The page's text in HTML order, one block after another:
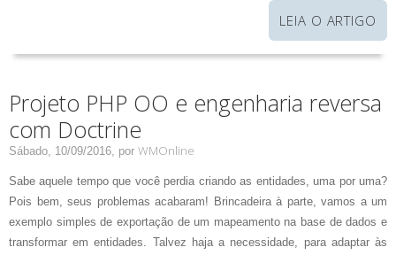
LEIA O ARTIGO
Projeto PHP OO e engenharia reversa
com Doctrine
Sábado, 10/09/2016, por WMOnline
Sabe aquele tempo que você perdia criando as entidades, uma por uma?
Pois bem, seus problemas acabaram! Brincadeira à parte, vamos a um
exemplo simples de exportação de um mapeamento na base de dados e
transformar em entidades. Talvez haja a necessidade, para adaptar às